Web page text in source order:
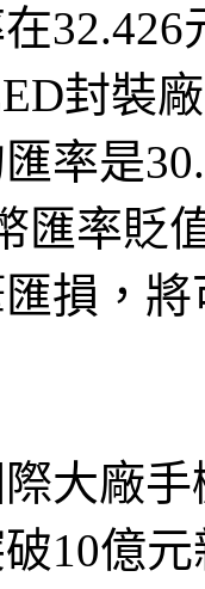
封裝
率是
匯率貶
損，
大廠
10億